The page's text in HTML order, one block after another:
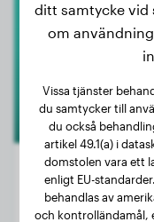
Vikt:
ditt samtycke vid
om
Vissa tjänster
du samtycker till
du också
artikel 49.1(a) i
domstolen vara ett
enligt EU-
behandlas av
och kontrolländamål,